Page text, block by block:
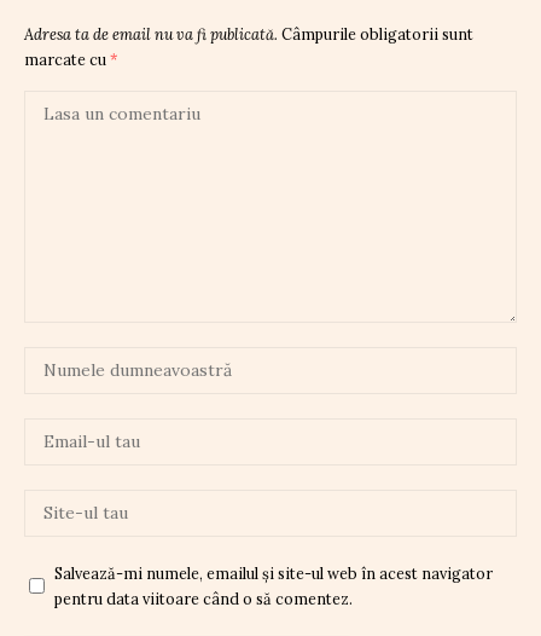
Adresa ta de email nu va fi publicată. Câmpurile obligatorii sunt
marcate cu *
Salvează-mi numele, emailul și site-ul web în acest navigator
pentru data viitoare când o să comentez.